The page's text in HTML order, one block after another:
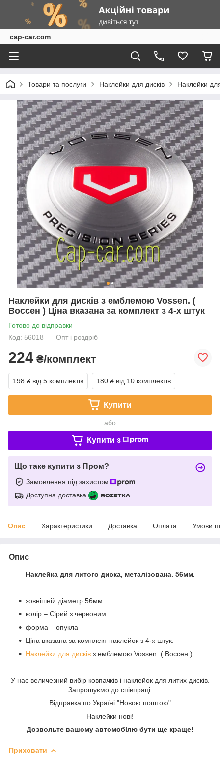
cap-car.com
Товари та послуги Наклейки для дисків Наклейки
Наклейки для дисків з емблемою Vossen. (
Воссен ) Ціна вказана за комплект з 4-х штук
Готово до відправки
Код: 56018
Опт і роздріб
224 ₴/комплект
198 ₴ від 5 комплектів 180 ₴ від 10 комплектів
Купити
або
Купити з
Що таке купити з Пром?
Замовлення під захистом
Доступна доставка
Опис Характеристики Доставка Оплата Умови
Опис
Наклейка для литого диска, металізована. 56мм.
зовнішній діаметр 56мм
колір – Сірий з червоним
форма – опукла
Ціна вказана за комплект наклейок з 4-х штук.
Наклейки для дисків з емблемою Vossen. ( Воссен )
У нас величезний вибір ковпачків і наклейок для литих дисків.
Запрошуємо до співпраці.
Відправка по Україні "Новою поштою"
Наклейки нові!
Дозвольте вашому автомобілю бути ще краще!
Приховати